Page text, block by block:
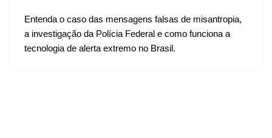
Entenda o caso das mensagens falsas de misantropia,
a investigação da Polícia Federal e como funciona a
tecnologia de alerta extremo no Brasil.